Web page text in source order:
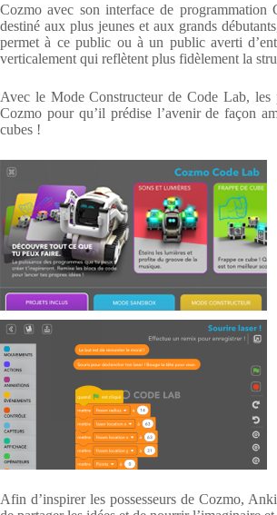
Cozmo avec son interface de
destiné aux plus jeunes et aux grands
permet à ce public ou à un public averti
verticalement qui reflètent plus fidèlement la
Avec le Mode Constructeur de Code Lab, les
Cozmo pour qu’il prédise l’avenir de façon
cubes !
Afin d’inspirer les possesseurs de Cozmo,